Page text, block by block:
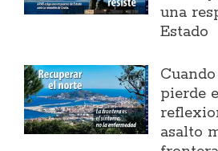
una
Estado
pierde
asalto